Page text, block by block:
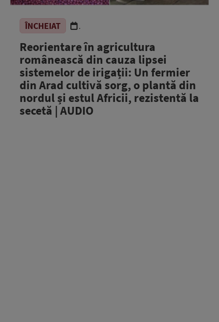
ÎNCHEIAT .
Reorientare în agricultura
românească din cauza lipsei
sistemelor de irigații: Un fermier
din Arad cultivă sorg, o plantă din
nordul și estul Africii, rezistentă la
secetă | AUDIO